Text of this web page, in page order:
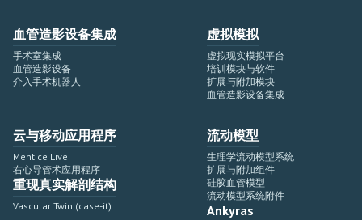
血管造影设备集成
手术室集成
血管造影设备
介入手术机器人
虚拟模拟
虚拟现实模拟平台
培训模块与软件
扩展与附加模块
血管造影设备集成
云与移动应用程序
Mentice Live
右心导管术应用程序
重现真实解剖结构
Vascular Twin (case-it)
流动模型
生理学流动模型系统
扩展与附加组件
硅胶血管模型
流动模型系统附件
Ankyras